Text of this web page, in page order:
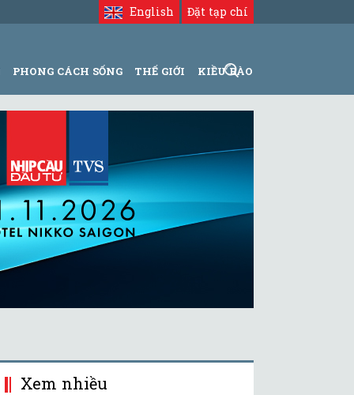
Đặt tạp chí
English
PHONG CÁCH SỐNG THẾ GIỚI KIỀU BÀO
Xem nhiều